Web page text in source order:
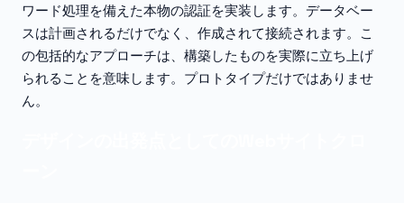
ワード処理を備えた本物の認証を実装します。データベー
スは計画されるだけでなく、作成されて接続されます。こ
の包括的なアプローチは、構築したものを実際に立ち上げ
られることを意味します。プロトタイプだけではありませ
ん。